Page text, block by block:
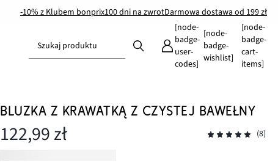
-10% z Klubem bonprix100 dni na zwrotDarmowa dostawa od 199 zł
Szukaj produktu
[node-
badge-
user-
codes]
[node-
badge-
wishlist]
[node-
badge-
cart-
items]
BLUZKA Z KRAWATKĄ Z CZYSTEJ BAWEŁNY
122,99 zł (8)